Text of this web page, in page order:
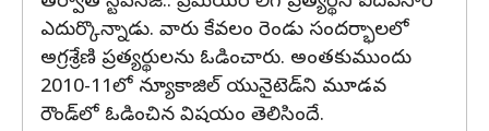
ఎదుర్కొన్నాడు. వారు కేవలం రెండు సందర్భాలలో
అగ్రశ్రేణి ప్రత్యర్థులను ఓడించారు. అంతకుముందు
2010-11లో న్యూకాజిల్ యునైటెడ్‌ని మూడవ
రౌండ్‌లో ఓడించిన విషయం తెలిసిందే.